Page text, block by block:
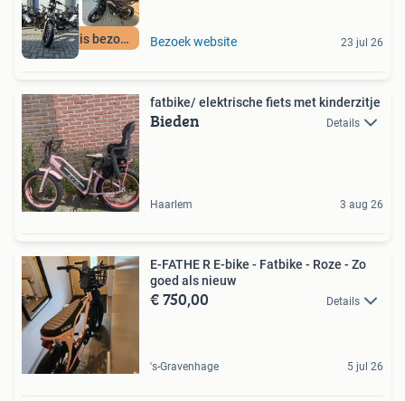
24H gratis bezorgd Bezoek website 23 jul 26
fatbike/ elektrische fiets met kinderzitje
Bieden Details
Haarlem 3 aug 26
E-FATHE R E-bike - Fatbike - Roze - Zo
goed als nieuw
€ 750,00 Details
's-Gravenhage 5 jul 26